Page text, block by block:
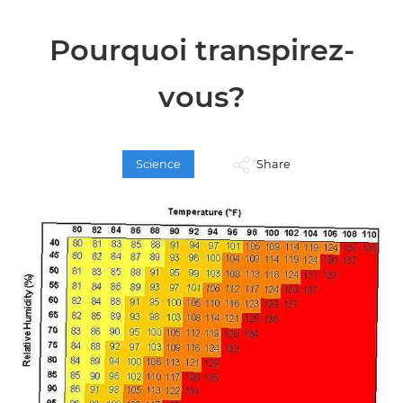
Pourquoi transpirez-
vous?
Science Share